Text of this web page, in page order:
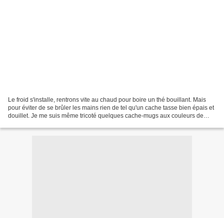
Le froid s'installe, rentrons vite au chaud pour boire un thé bouillant. Mais
pour éviter de se brûler les mains rien de tel qu'un cache tasse bien épais et
douillet. Je me suis même tricoté quelques cache-mugs aux couleurs de